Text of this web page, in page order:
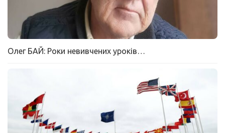
Олег БАЙ: Роки невивчених уроків…